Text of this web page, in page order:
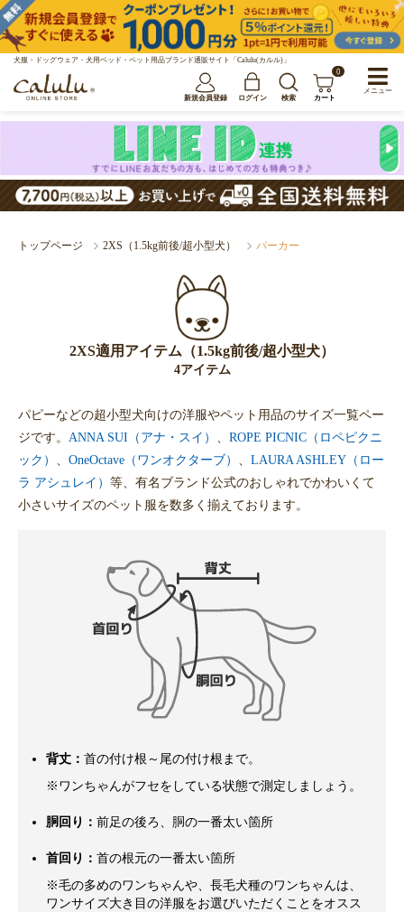
犬服・ドッグウェア・犬用ベッド・ペット用品ブランド通販サイト「Calulu(カルル)」
新規会員登録 ログイン 検索
0
カート
トップページ 2XS（1.5kg前後/超小型犬） パーカー
2XS適用アイテム（1.5kg前後/超小型犬）
4アイテム
パピーなどの超小型犬向けの洋服やペット用品のサイズ一覧ペー
ジです。 ANNA SUI（アナ・スイ）
ROPE PICNIC（ロペピクニ
ック）
OneOctave（ワンオクターブ）
LAURA ASHLEY（ロー
ラ アシュレイ） 等、有名ブランド公式のおしゃれでかわいくて
小さいサイズのペット服を数多く揃えております。
背丈： 首の付け根～尾の付け根まで。
※ワンちゃんがフセをしている状態で測定しましょう。
胴回り： 前足の後ろ、胴の一番太い箇所
首回り： 首の根元の一番太い箇所
※毛の多めのワンちゃんや、長毛犬種のワンちゃんは、
ワンサイズ大き目の洋服をお選びいただくことをオスス
メニュー